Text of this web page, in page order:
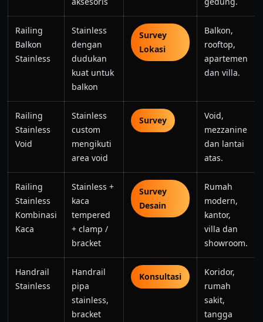
Railing
Balkon
Stainless
Stainless
dengan
dudukan
kuat untuk
balkon
Survey
Lokasi
Balkon,
rooftop,
apartemen
dan villa.
Railing
Stainless
Void
Stainless
custom
mengikuti
area void
Survey
Void,
mezzanine
dan lantai
atas.
Railing
Stainless
Kombinasi
Kaca
Stainless +
kaca
tempered
+ clamp /
bracket
Survey
Desain
Rumah
modern,
kantor,
villa dan
showroom.
Handrail
Stainless
Handrail
pipa
stainless,
bracket
Konsultasi
Koridor,
rumah
sakit,
tangga